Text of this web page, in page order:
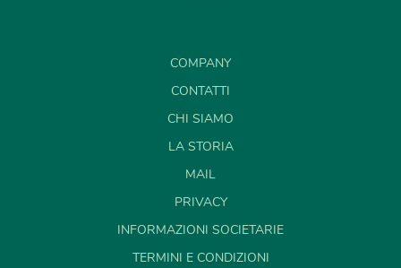
COMPANY
CONTATTI
CHI SIAMO
LA STORIA
MAIL
PRIVACY
INFORMAZIONI SOCIETARIE
TERMINI E CONDIZIONI